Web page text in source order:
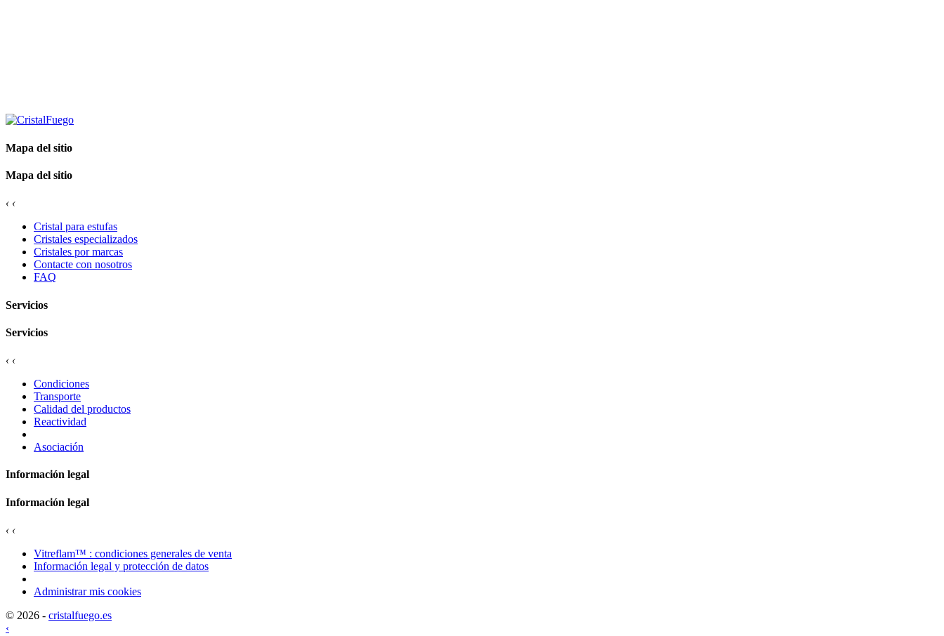
Mapa del sitio
Mapa del sitio
‹ ‹
Cristal para estufas
Cristales especializados
Cristales por marcas
Contacte con nosotros
FAQ
Servicios
Servicios
‹ ‹
Condiciones
Transporte
Calidad del productos
Reactividad
Asociación
Información legal
Información legal
‹ ‹
Vitreflam™ : condiciones generales de venta
Información legal y protección de datos
Administrar mis cookies
© 2026 - cristalfuego.es
‹